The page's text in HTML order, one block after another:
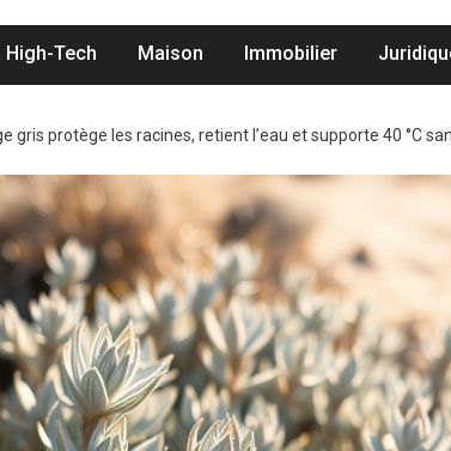
High-Tech Maison Immobilier
gris protège les racines, retient l’eau et supporte 40 °C